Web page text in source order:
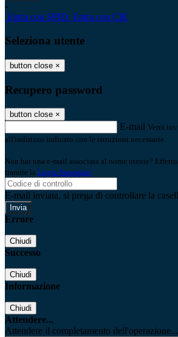
-
Entra con SPID Entra con CIE
Seleziona utente
button close ×
Recupero password
button close ×
E-mail Verrà
all'indirizzo indicato con le istruzioni necessarie.
Non hai una e-mail associata al nome utente?
tramite la Login Spaggiari
E-mail inviata, si prega di controllare la
Errore
Chiudi
Successo
Chiudi
Informazione
Chiudi
Attendere...
Attendere il completamento dell'operazione...